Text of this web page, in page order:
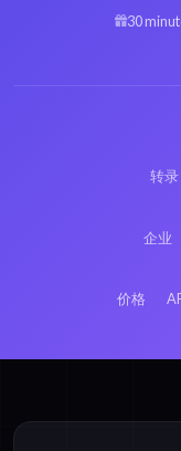
30
转录
企业
价格